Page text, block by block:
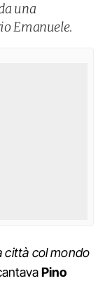
una
Emanuele.
città col mondo
Pino